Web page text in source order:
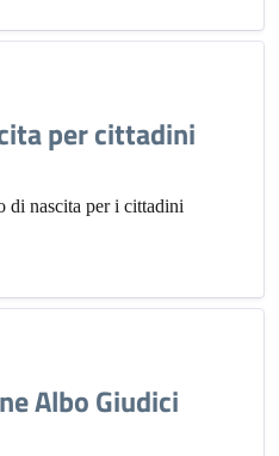
per cittadini
di nascita per i cittadini
Albo Giudici